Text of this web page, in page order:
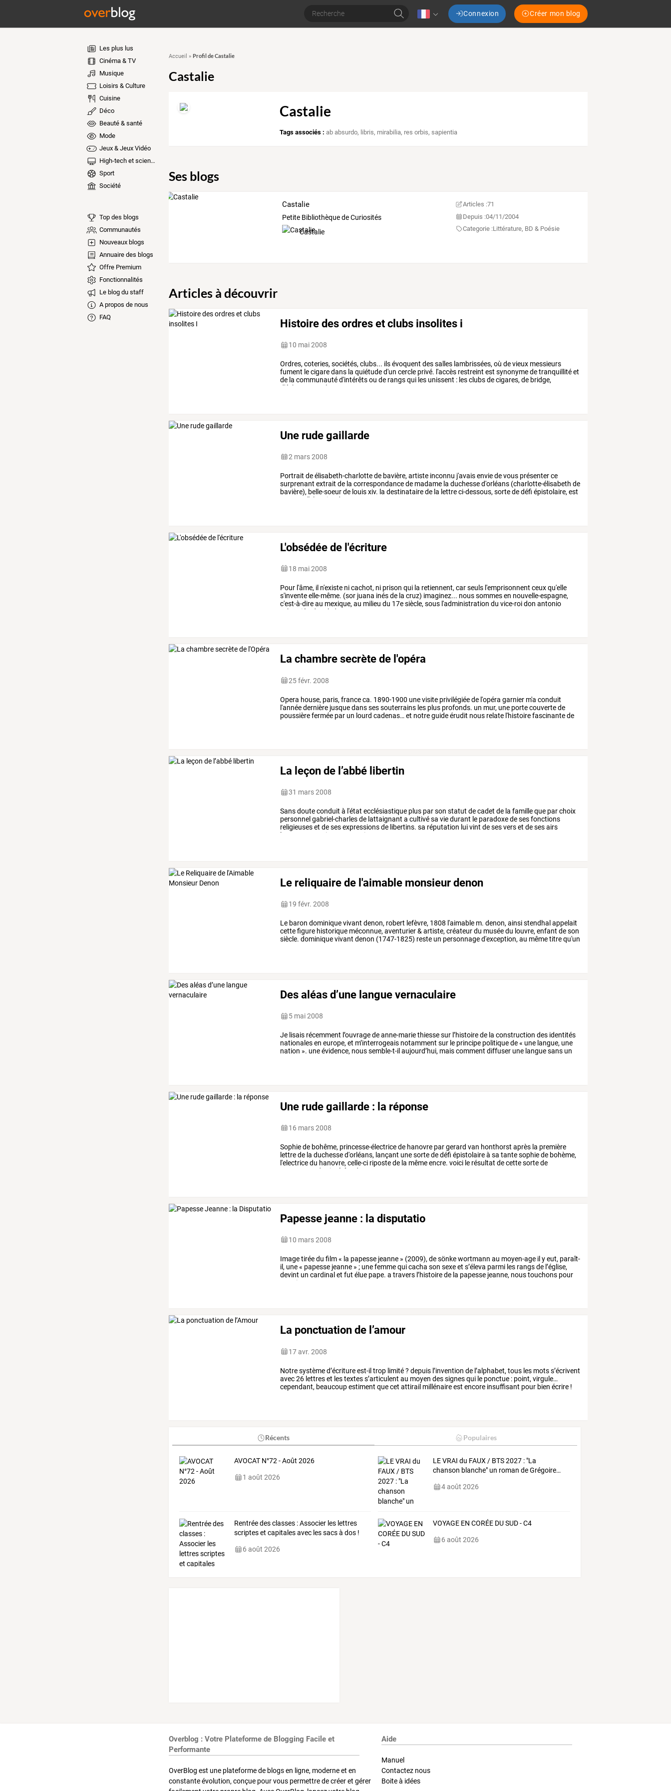
Connexion Créer mon blog
Les plus lus
Cinéma & TV
Musique
Loisirs & Culture
Cuisine
Déco
Beauté & santé
Mode
Jeux & Jeux Vidéo
High-tech et sciences
Sport
Société
Top des blogs
Communautés
Nouveaux blogs
Annuaire des blogs
Offre Premium
Fonctionnalités
Le blog du staff
A propos de nous
FAQ
Accueil » Profil de Castalie
Castalie
Castalie
Tags associés : ab absurdo, libris, mirabilia, res orbis,sapientia
Ses blogs
Castalie
Petite Bibliothèque de Curiosités
Castalie
Articles :71
Depuis :04/11/2004
Categorie :Littérature, BD & Poésie
Articles à découvrir
Histoire des ordres et clubs insolites i
10 mai 2008
Ordres, coteries, sociétés, clubs... ilsévoquent dessalles lambrissées, où devieux messieurs
fument lecigaredans la quiétuded'un cercle privé. l'accès restreint est synonymedetranquillitéet
de la communautéd'intérêtsou de rangsqui les unissent : lesclubsdecigares, de bridge,
d'échecs...
quelque
Une rude gaillarde
2 mars 2008
Portrait deélisabeth-charlottede bavière, artiste inconnu j'avaisenviedevous présenterce
surprenant extrait de la correspondancede madame la duchessed'orléans (charlotte-élisabeth de
bavière), belle-soeurde louisxiv. la destinatairede la lettreci-dessous, sortededéfi épistolaire, est
l'electrice du
L'obsédée de l'écriture
18 mai 2008
Pour l'âme, il n'existe nicachot, ni prison qui la retiennent, carseuls l'emprisonnent ceuxqu'elle
s'inventeelle-même. (sor juana inésde la cruz) imaginez... noussommesen nouvelle-espagne,
c'est-à-direau mexique, au milieu du 17esiècle, sous l'administration du vice-roidon antonio
sebastián
de toledo,
La chambre secrète de l'opéra
25 févr. 2008
Opera house, paris, franceca. 1890-1900 unevisite privilégiéede l'opéra garnier m'a conduit
l'annéedernière jusquedanssessouterrains les plus profonds. un mur, une portecouvertede
poussièrefermée par un lourd cadenas… et notreguideérudit nous relate l'histoirefascinantede
La leçon de l’abbé libertin
31 mars 2008
Sansdouteconduit à l'état ecclésiastique plus parson statut decadet de la familleque parchoix
personnel gabriel-charlesde lattaignant a cultivésa viedurant le paradoxedesesfonctions
religieuseset desesexpressionsde libertins. sa réputation luivint desesverset desesairs
largement
repris pairs,
Le reliquaire de l'aimable monsieur denon
19 févr. 2008
Le baron dominiquevivant denon, robert lefèvre, 1808 l'aimable m. denon,ainsistendhal appelait
cettefigure historique méconnue,aventurier&artiste,créateurdu muséedu louvre,enfant deson
siècle. dominiquevivant denon (1747-1825) reste un personnaged'exception,au mêmetitrequ'un
Des aléas d’une langue vernaculaire
5 mai 2008
Je lisais récemment l’ouvragedeanne-mariethiessesur l’histoirede la construction des identités
nationalesen europe, et m’interrogeais notamment sur le principe politiquede« une langue, une
nation ». uneévidence, noussemble-t-il aujourd’hui, maiscomment diffuser une languesans un
Une rude gaillarde : la réponse
16 mars 2008
Sophiede bohême, princesse-électricede hanovre pargerard van honthorst après la première
lettrede la duchessed'orléans, lançant unesortededéfi épistolaireà sa tantesophiede bohème,
l'electricedu hanovre, celle-ci ripostede la mêmeencre. voici le résultat decettesortede
des intérêts de
Papesse jeanne : la disputatio
10 mars 2008
Imagetiréedu film« la papesse jeanne » (2009), desönkewortmann au moyen-age il yeut, paraît-
il, une« papesse jeanne » ; unefemmequicacha son sexeet s’éleva parmi les rangsde l’église,
devint un cardinal et fut élue pape. a travers l’histoirede la papesse jeanne, noustouchons pour
certains
La ponctuation de l’amour
17 avr. 2008
Notresystèmed’écritureest-iltrop limité? depuis l’invention de l’alphabet, tous les motss’écrivent
avec26 lettreset lestextess’articulent au moyen dessignesqui le ponctue : point, virgule…
cependant, beaucoupestiment quecet attirail millénaireest encore insuffisant pour bien écrire !
Récents Populaires
AVOCAT N°72 - Août 2026
1 août 2026
LEVRAI du FAUX/ BTS2027 : "La
chanson blanche" un roman deGrégoire…
4 août 2026
Rentrée des classes : Associer les lettres
scriptes et capitales avec les sacs à dos !
6 août 2026
VOYAGE EN CORÉE DU SUD - C4
6 août 2026
Overblog : Votre Plateforme de Blogging Facile et
Performante
OverBlog est une plateforme de blogs en ligne, moderne et en
constante évolution, conçue pour vous permettre de créer et gérer
Aide
Manuel
Contactez nous
Boite à idées